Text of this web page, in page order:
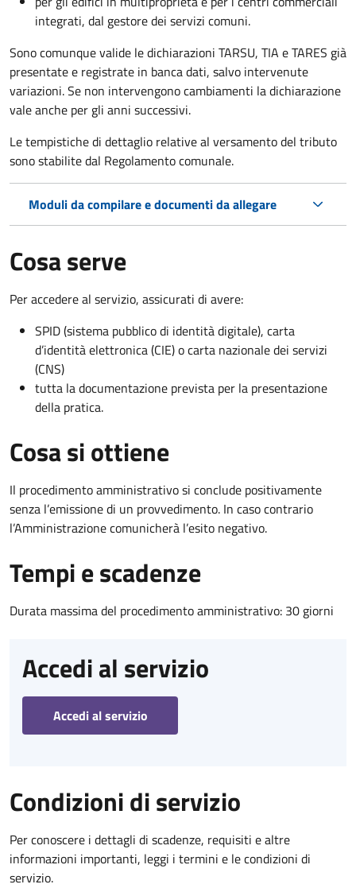
integrati, dal gestore dei servizi comuni.
Sono comunque valide le dichiarazioni TARSU, TIA e TARES già
presentate e registrate in banca dati, salvo intervenute
variazioni. Se non intervengono cambiamenti la dichiarazione
vale anche per gli anni successivi.
Le tempistiche di dettaglio relative al versamento del tributo
sono stabilite dal Regolamento comunale.
Moduli da compilare e documenti da allegare
Cosa serve
Per accedere al servizio, assicurati di avere:
SPID (sistema pubblico di identità digitale), carta
d’identità elettronica (CIE) o carta nazionale dei servizi
(CNS)
tutta la documentazione prevista per la presentazione
della pratica.
Cosa si ottiene
Il procedimento amministrativo si conclude positivamente
senza l’emissione di un provvedimento. In caso contrario
l’Amministrazione comunicherà l’esito negativo.
Tempi e scadenze
Durata massima del procedimento amministrativo: 30 giorni
Accedi al servizio
Accedi al servizio
Condizioni di servizio
Per conoscere i dettagli di scadenze, requisiti e altre
informazioni importanti, leggi i termini e le condizioni di
servizio.